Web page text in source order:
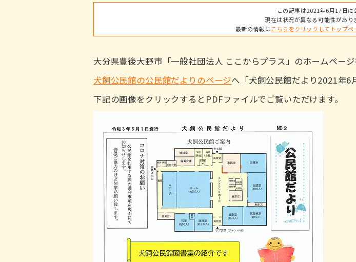
この記事は2021年6月17日に
現在は状況が異なる可能性があり
最新の情報はこちらをクリックしてトップペ
大分県豊後大野市「一般社団法人 ここからプラス」のホームペー
犬飼公民館の公民館だよりのページへ「犬飼公民館だより2021年6
下記の画像をクリックするとPDFファイルでご覧いただけます。